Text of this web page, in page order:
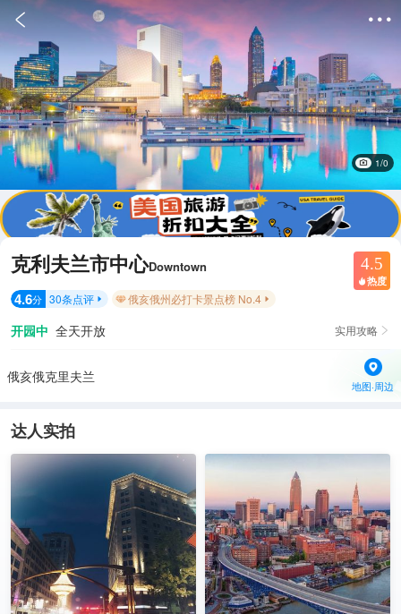
 
1/0
克利夫兰市中心Downtown 4.5
 热度
4.6分 30条点评  俄亥俄州必打卡景点榜 No.4 
开园中 全天开放 实用攻略 
俄亥俄克里夫兰
地图·周边
达人实拍